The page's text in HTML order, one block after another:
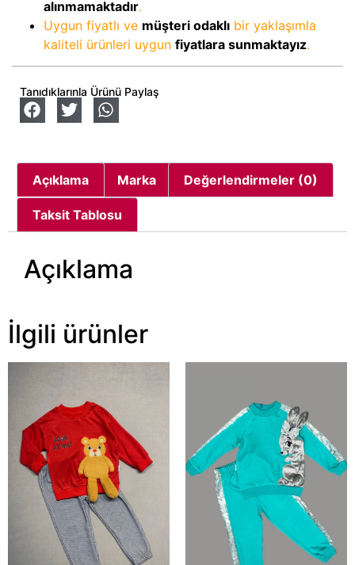
alınmamaktadır.
Uygun fiyatlı ve müşteri odaklı bir yaklaşımla
kaliteli ürünleri uygun fiyatlara sunmaktayız.
Tanıdıklarınla Ürünü Paylaş
Açıklama Marka Değerlendirmeler (0)
Taksit Tablosu
Açıklama
İlgili ürünler